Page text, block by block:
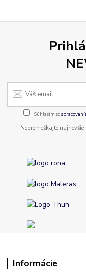
Súhlasím so
Nepremeškajte
Informácie